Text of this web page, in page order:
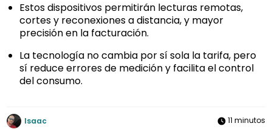
Estos dispositivos permitirán lecturas remotas,
cortes y reconexiones a distancia, y mayor
precisión en la facturación.
La tecnología no cambia por sí sola la tarifa, pero
sí reduce errores de medición y facilita el control
del consumo.
Isaac
11 minutos